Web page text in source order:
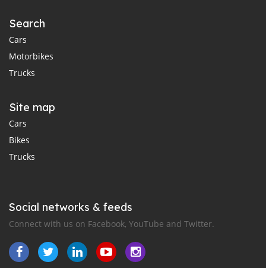
Search
Cars
Motorbikes
Trucks
Site map
Cars
Bikes
Trucks
Social networks & feeds
Connect with us on Facebook, YouTube and Twitter.